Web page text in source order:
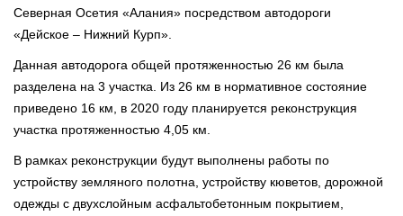
Северная Осетия «Алания» посредством автодороги
«Дейское – Нижний Курп».
Данная автодорога общей протяженностью 26 км была
разделена на 3 участка. Из 26 км в нормативное состояние
приведено 16 км, в 2020 году планируется реконструкция
участка протяженностью 4,05 км.
В рамках реконструкции будут выполнены работы по
устройству земляного полотна, устройству кюветов, дорожной
одежды с двухслойным асфальтобетонным покрытием,